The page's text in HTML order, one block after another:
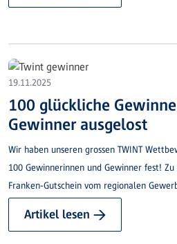
19.11.2025
100 glückliche
Gewinner ausgelost
Wir haben unseren grossen TWINT
100 Gewinnerinnen und Gewinner fest!
Franken-Gutschein vom regionalen
Artikel lesen →